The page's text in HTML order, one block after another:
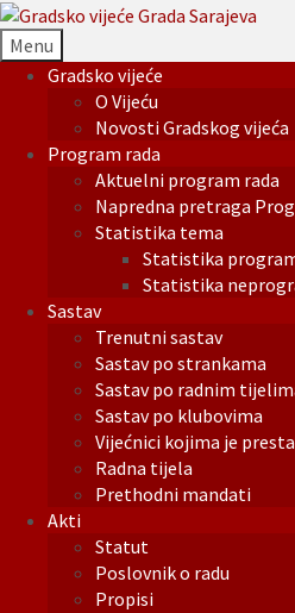
Menu
Gradsko vijeće
O Vijeću
Novosti Gradskog vijeća
Program rada
Aktuelni program rada
Napredna pretraga
Statistika tema
Statistika
Statistika
Sastav
Trenutni sastav
Sastav po strankama
Sastav po radnim
Sastav po klubovima
Vijećnici kojima je
Radna tijela
Prethodni mandati
Akti
Statut
Poslovnik o radu
Propisi